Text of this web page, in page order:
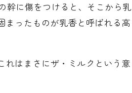
幹に傷をつけると、そこから乳
まったものが乳香と呼ばれる高
れはまさにザ・ミルクという意